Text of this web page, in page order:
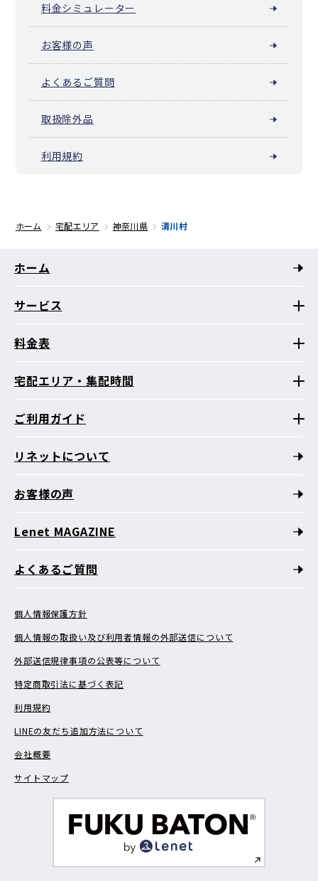
料金シミュレーター
お客様の声
よくあるご質問
取扱除外品
利用規約
ホーム 宅配エリア 神奈川県 清川村
ホーム
サービス
料金表
宅配エリア・集配時間
ご利用ガイド
リネットについて
お客様の声
Lenet MAGAZINE
よくあるご質問
個人情報保護方針
個人情報の取扱い及び利用者情報の外部送信について
外部送信規律事項の公表等について
特定商取引法に基づく表記
利用規約
LINEの友だち追加方法について
会社概要
サイトマップ